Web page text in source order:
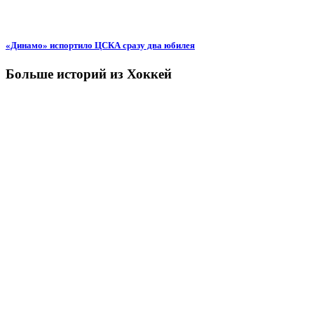
«Динамо» испортило ЦСКА сразу два юбилея
Больше историй из Хоккей